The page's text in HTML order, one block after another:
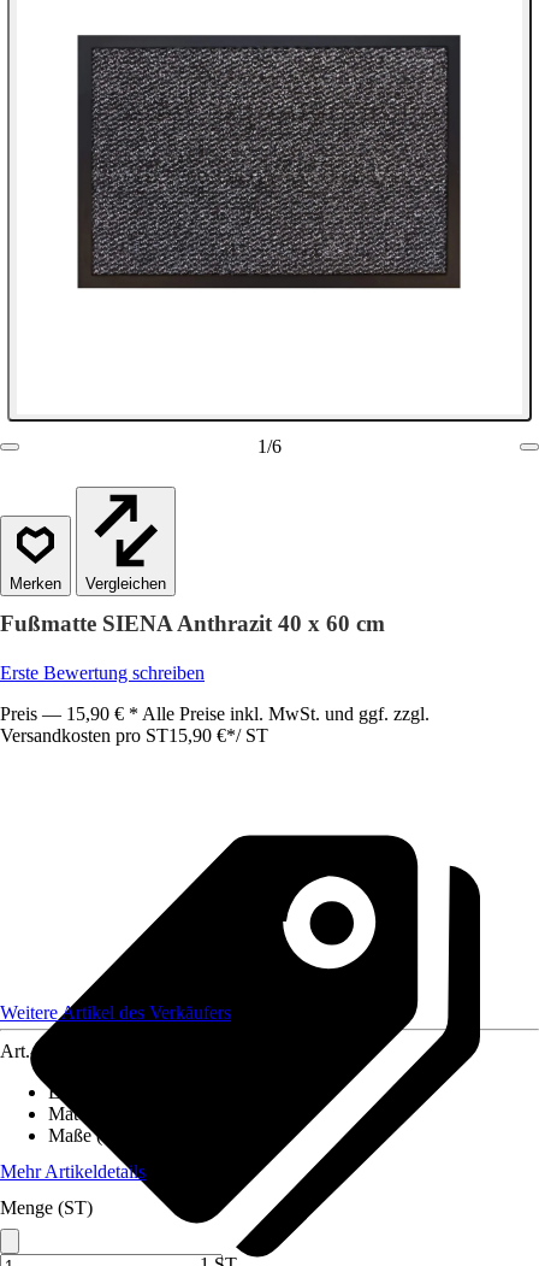
1/6
Vergleichen
Fußmatte SIENA Anthrazit 40 x 60 cm
Erste Bewertung schreiben
Preis — 15,90 € * Alle Preise inkl. MwSt. und ggf. zzgl.
Versandkosten pro ST15,90 €*/ ST
Weitere Artikel des Verkäufers
Art.-Nr.
Einsatzbereich
Material
Maße (BxL)
Mehr Artikeldetails
Menge (ST)